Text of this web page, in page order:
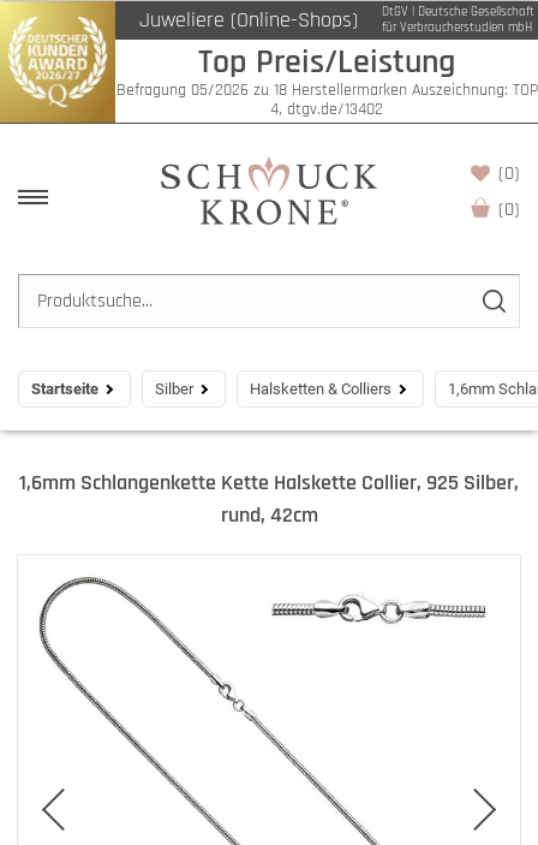
Juweliere (Online-Shops)
DtGV | Deutsche Gesellschaft
für Verbraucherstudien mbH
Top Preis/Leistung
Befragung 05/2026 zu 18 Herstellermarken Auszeichnung: TOP
4, dtgv.de/13402
(0)
(0)
Startseite Silber Halsketten & Colliers 1,6mm
1,6mm Schlangenkette Kette Halskette Collier, 925 Silber,
rund, 42cm